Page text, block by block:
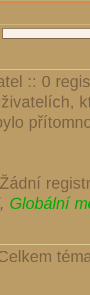
:: 0
, Globální